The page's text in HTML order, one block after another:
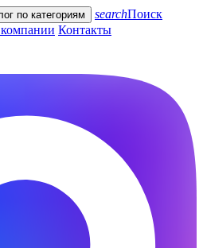
по категориям searchПоиск
Контакты